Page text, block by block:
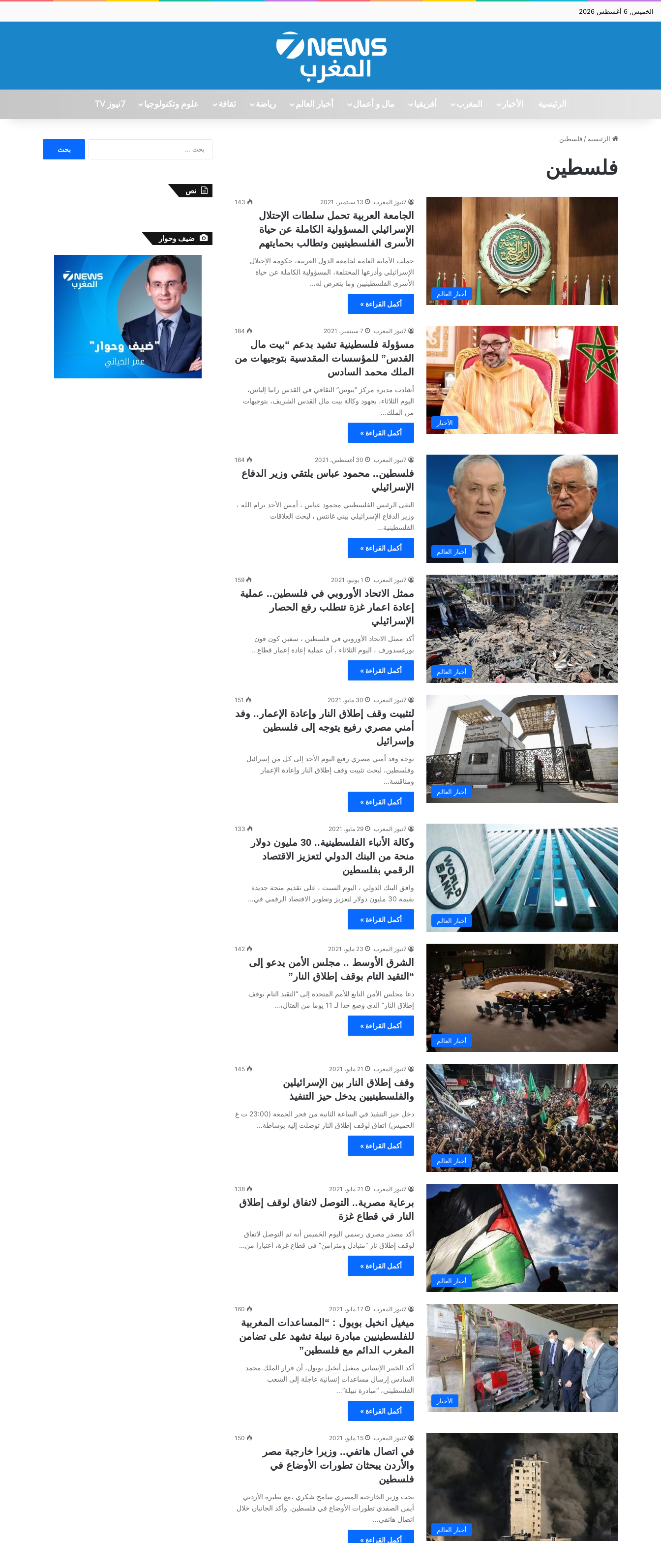
الخميس, 6 أغسطس 2026
الرئيسية الأخبار المغرب أفريقيا مال و أعمال أخبار العالم رياضة ثقافة علوم وتكنولوجيا 7نيوز TV
الرئيسية / فلسطين
فلسطين
أخبار العالم
7نيوز المغرب 13 سبتمبر، 2021 143
الجامعة العربية تحمل سلطات الإحتلال
الإسرائيلي المسؤولية الكاملة عن حياة
الأسرى الفلسطينيين وتطالب بحمايتهم
حملت الأمانة العامة لجامعة الدول العربية، حكومة الإحتلال
الإسرائيلي وأذرعها المختلفة، المسؤولية الكاملة عن حياة
الأسرى الفلسطينيين وما يتعرض له…
أكمل القراءة »
الأخبار
7نيوز المغرب 7 سبتمبر، 2021 184
مسؤولة فلسطينية تشيد بدعم “بيت مال
القدس” للمؤسسات المقدسية بتوجيهات من
الملك محمد السادس
أشادت مديرة مركز “يبوس” الثقافي في القدس رانيا إلياس،
اليوم الثلاثاء، بجهود وكالة بيت مال القدس الشريف، بتوجيهات
من الملك…
أكمل القراءة »
أخبار العالم
7نيوز المغرب 30 أغسطس، 2021 164
فلسطين.. محمود عباس يلتقي وزير الدفاع
الإسرائيلي
التقى الرئيس الفلسطيني محمود عباس ، أمس الأحد برام الله ،
وزير الدفاع الإسرائيلي بيني غانتس ، لبحث العلاقات
الفلسطينية…
أكمل القراءة »
أخبار العالم
7نيوز المغرب 1 يونيو، 2021 159
ممثل الاتحاد الأوروبي في فلسطين.. عملية
إعادة اعمار غزة تتطلب رفع الحصار
الإسرائيلي
أكد ممثل الاتحاد الأوروبي في فلسطين ، سفين كون فون
بورغسدورف ، اليوم الثلاثاء ، أن عملية إعادة إعمار قطاع…
أكمل القراءة »
أخبار العالم
7نيوز المغرب 30 مايو، 2021 151
لتثبيت وقف إطلاق النار وإعادة الإعمار.. وفد
أمني مصري رفيع يتوجه إلى فلسطين
وإسرائيل
توجه وفد أمني مصري رفيع اليوم الأحد إلى كل من إسرائيل
وفلسطين، لبحث تثبيت وقف إطلاق النار وإعادة الإعمار
ومناقشة…
أكمل القراءة »
أخبار العالم
7نيوز المغرب 29 مايو، 2021 133
وكالة الأنباء الفلسطينية.. 30 مليون دولار
منحة من البنك الدولي لتعزيز الاقتصاد
الرقمي بفلسطين
وافق البنك الدولي ، اليوم السبت ، على تقديم منحة جديدة
بقيمة 30 مليون دولار لتعزيز وتطوير الاقتصاد الرقمي في…
أكمل القراءة »
أخبار العالم
7نيوز المغرب 23 مايو، 2021 142
الشرق الأوسط .. مجلس الأمن يدعو إلى
“التقيد التام بوقف إطلاق النار”
دعا مجلس الأمن التابع للأمم المتحدة إلى “التقيد التام بوقف
إطلاق النار” الذي وضع حدا لـ 11 يوما من القتال،…
أكمل القراءة »
أخبار العالم
7نيوز المغرب 21 مايو، 2021 145
وقف إطلاق النار بين الإسرائيلين
والفلسطينيين يدخل حيز التنفيذ
دخل حيز التنفيذ في الساعة الثانية من فجر الجمعة (23:00 ت غ
الخميس) اتفاق لوقف إطلاق النار توصلت إليه بوساطة…
أكمل القراءة »
أخبار العالم
7نيوز المغرب 21 مايو، 2021 138
برعاية مصرية.. التوصل لاتفاق لوقف إطلاق
النار في قطاع غزة
أكد مصدر مصري رسمي اليوم الخميس أنه تم التوصل لاتفاق
لوقف إطلاق نار “متبادل ومتزامن” في قطاع غزة، اعتبارا من…
أكمل القراءة »
الأخبار
7نيوز المغرب 17 مايو، 2021 160
ميغيل انخيل بويول : “المساعدات المغربية
للفلسطينيين مبادرة نبيلة تشهد على تضامن
المغرب الدائم مع فلسطين”
أكد الخبير الإسباني ميغيل أنخيل بويول، أن قرار الملك محمد
السادس إرسال مساعدات إنسانية عاجلة إلى الشعب
الفلسطيني، “مبادرة نبيلة”…
أكمل القراءة »
أخبار العالم
7نيوز المغرب 15 مايو، 2021 150
في اتصال هاتفي.. وزيرا خارجية مصر
والأردن يبحثان تطورات الأوضاع في
فلسطين
بحث وزير الخارجية المصري سامح شكري ،مع نظيره الأردني
أيمن الصفدي تطورات الأوضاع في فلسطين. وأكد الجانبان خلال
اتصال هاتفي…
أكمل القراءة »
نص
ضيف وحوار